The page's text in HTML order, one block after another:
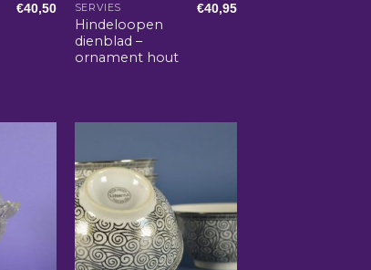
€40,50 SERVIES
Hindeloopen
dienblad –
ornament hout
€40,95